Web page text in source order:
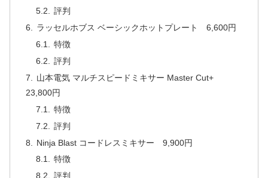
評判
ラッセルホブス ベーシックホットプレート 6,600円
特徴
評判
山本電気 マルチスピードミキサー Master Cut+
23,800円
特徴
評判
Ninja Blast コードレスミキサー 9,900円
特徴
評判